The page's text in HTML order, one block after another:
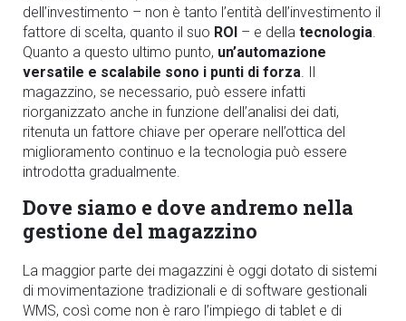
dell’investimento – non è tanto l’entità dell’investimento il
fattore di scelta, quanto il suo ROI – e della tecnologia.
Quanto a questo ultimo punto, un’automazione
versatile e scalabile sono i punti di forza. Il
magazzino, se necessario, può essere infatti
riorganizzato anche in funzione dell’analisi dei dati,
ritenuta un fattore chiave per operare nell’ottica del
miglioramento continuo e la tecnologia può essere
introdotta gradualmente.
Dove siamo e dove andremo nella
gestione del magazzino
La maggior parte dei magazzini è oggi dotato di sistemi
di movimentazione tradizionali e di software gestionali
WMS, così come non è raro l’impiego di tablet e di